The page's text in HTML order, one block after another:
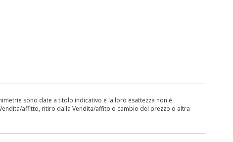
sono date a titolo indicativo e la loro esattezza non è
affitto, ritiro dalla Vendita/affito o cambio del prezzo o altra